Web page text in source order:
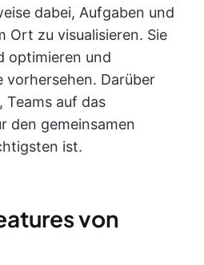
dabei, Aufgaben und
Ort zu visualisieren. Sie
optimieren und
vorhersehen. Darüber
Teams auf das
den gemeinsamen
ist.
von